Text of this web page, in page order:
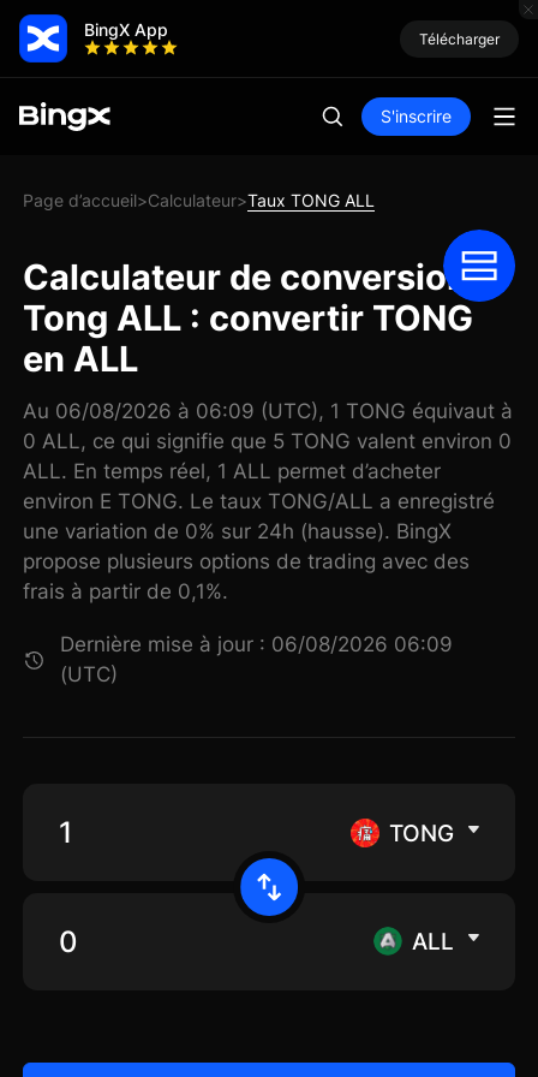
BingX App Télécharger
S'inscrire
Page d’accueil>Calculateur>Taux TONG ALL
Calculateur de conversion
Tong ALL : convertir TONG
en ALL
Au 06/08/2026 à 06:09 (UTC), 1 TONG équivaut à
0 ALL, ce qui signifie que 5 TONG valent environ 0
ALL. En temps réel, 1 ALL permet d’acheter
environ E TONG. Le taux TONG/ALL a enregistré
une variation de 0% sur 24h (hausse). BingX
propose plusieurs options de trading avec des
frais à partir de 0,1%.
Dernière mise à jour : 06/08/2026 06:09
(UTC)
TONG
ALL